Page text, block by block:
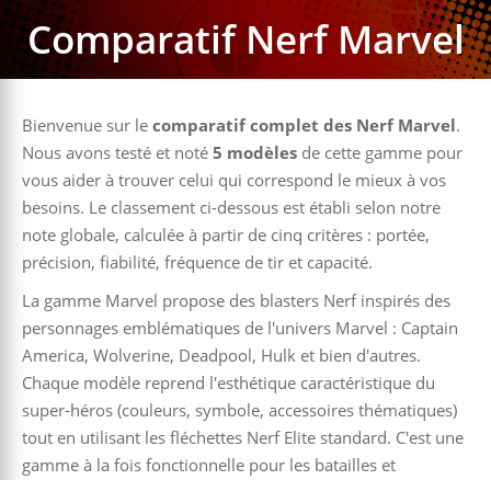
Comparatif Nerf Marvel
Bienvenue sur le comparatif complet des Nerf Marvel.
Nous avons testé et noté 5 modèles de cette gamme pour
vous aider à trouver celui qui correspond le mieux à vos
besoins. Le classement ci-dessous est établi selon notre
note globale, calculée à partir de cinq critères : portée,
précision, fiabilité, fréquence de tir et capacité.
La gamme Marvel propose des blasters Nerf inspirés des
personnages emblématiques de l'univers Marvel : Captain
America, Wolverine, Deadpool, Hulk et bien d'autres.
Chaque modèle reprend l'esthétique caractéristique du
super-héros (couleurs, symbole, accessoires thématiques)
tout en utilisant les fléchettes Nerf Elite standard. C'est une
gamme à la fois fonctionnelle pour les batailles et